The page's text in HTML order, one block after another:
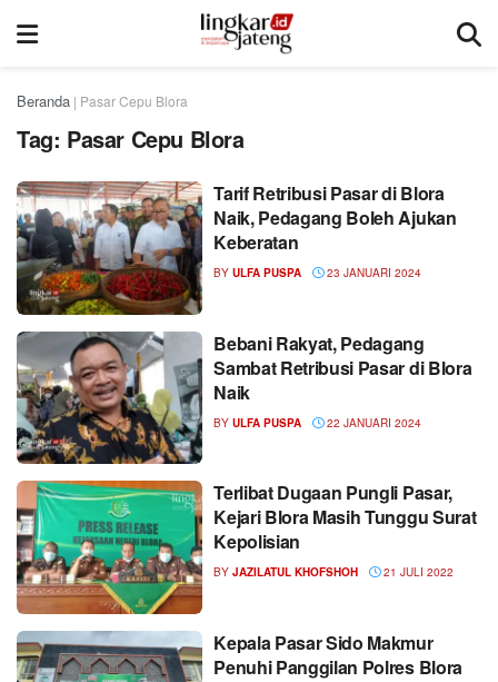
Beranda | Pasar Cepu Blora
Tag: Pasar Cepu Blora
Tarif Retribusi Pasar di Blora
Naik, Pedagang Boleh Ajukan
Keberatan
BY ULFA PUSPA 23 JANUARI 2024
Bebani Rakyat, Pedagang
Sambat Retribusi Pasar di Blora
Naik
BY ULFA PUSPA 22 JANUARI 2024
Terlibat Dugaan Pungli Pasar,
Kejari Blora Masih Tunggu Surat
Kepolisian
BY JAZILATUL KHOFSHOH 21 JULI 2022
Kepala Pasar Sido Makmur
Penuhi Panggilan Polres Blora